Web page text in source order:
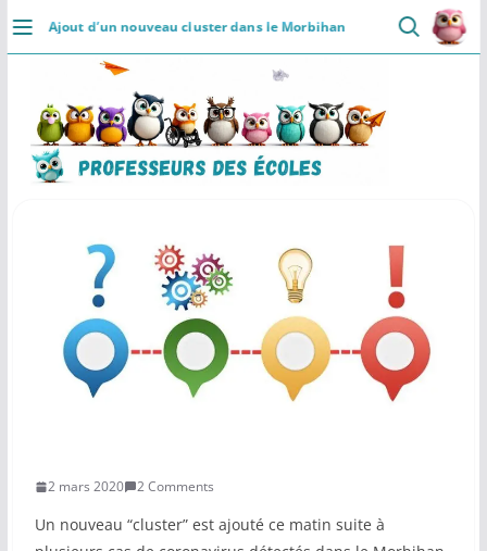
PasserAjout d’un nouveau cluster dans le Morbihan
DÉCOUVRIR
Accueil
Se connecter
VIE PROFESSIONNELLE
Ressources
Agenda
CRPE
COMMUNAUTÉ
2 mars 2020 2 Comments
Un nouveau “cluster” est ajouté ce matin suite à